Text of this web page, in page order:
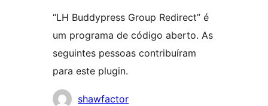
“LH Buddypress Group Redirect” é
um programa de código aberto. As
seguintes pessoas contribuíram
para este plugin.
Colaboradores
shawfactor